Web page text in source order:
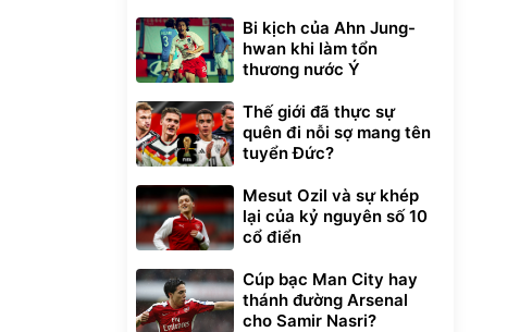
Bi kịch của Ahn Jung-
hwan khi làm tổn
thương nước Ý
Thế giới đã thực sự
quên đi nỗi sợ mang tên
tuyển Đức?
Mesut Ozil và sự khép
lại của kỷ nguyên số 10
cổ điển
Cúp bạc Man City hay
thánh đường Arsenal
cho Samir Nasri?